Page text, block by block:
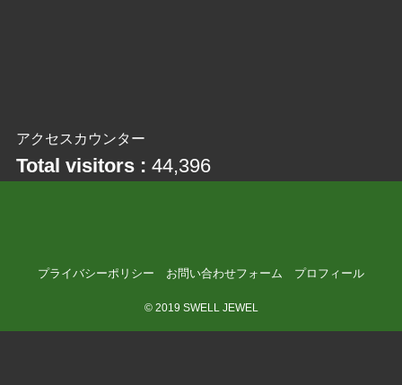
アクセスカウンター
Total visitors : 44,396
プライバシーポリシー お問い合わせフォーム プロフィール
©2019 SWELL JEWEL